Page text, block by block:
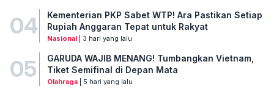
04
Kementerian PKP Sabet WTP! Ara Pastikan Setiap
Rupiah Anggaran Tepat untuk Rakyat
Nasional| 3 hari yang lalu
05
GARUDA WAJIB MENANG! Tumbangkan Vietnam,
Tiket Semifinal di Depan Mata
Olahraga| 5 hari yang lalu